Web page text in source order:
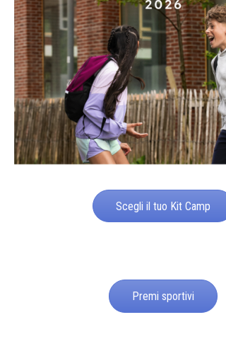
Scegli il tuo Kit Camp
Premi sportivi